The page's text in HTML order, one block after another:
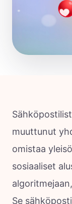
muuttunut
omistaa
sosiaaliset
Se